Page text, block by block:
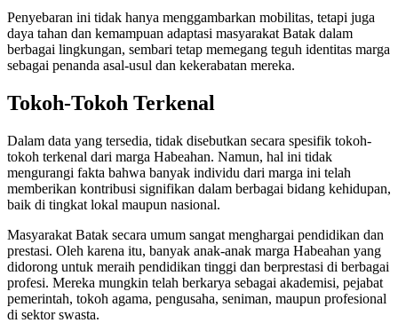
Penyebaran ini tidak hanya menggambarkan mobilitas, tetapi juga
daya tahan dan kemampuan adaptasi masyarakat Batak dalam
berbagai lingkungan, sembari tetap memegang teguh identitas marga
sebagai penanda asal-usul dan kekerabatan mereka.
Tokoh-Tokoh Terkenal
Dalam data yang tersedia, tidak disebutkan secara spesifik tokoh-
tokoh terkenal dari marga Habeahan. Namun, hal ini tidak
mengurangi fakta bahwa banyak individu dari marga ini telah
memberikan kontribusi signifikan dalam berbagai bidang kehidupan,
baik di tingkat lokal maupun nasional.
Masyarakat Batak secara umum sangat menghargai pendidikan dan
prestasi. Oleh karena itu, banyak anak-anak marga Habeahan yang
didorong untuk meraih pendidikan tinggi dan berprestasi di berbagai
profesi. Mereka mungkin telah berkarya sebagai akademisi, pejabat
pemerintah, tokoh agama, pengusaha, seniman, maupun profesional
di sektor swasta.